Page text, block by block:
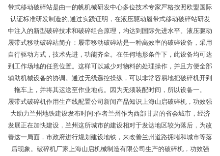
带式移动破碎站是由一的帆机械研发中心多位技术专家严格按照欧盟国际
认证标准研发制造的,通过实践证明，在液压驱动履带式移动破碎站研发
中注入的新型破碎技术和破碎组合原理，均达到国际先进水平。液压驱动
履带式移动破碎站简介：履带移动破碎站是一种高效率的破碎设备，采用
自行驱动方式，技术先进，功能齐全。在任何地形条件下，此设备均可达
到工作场地的任意位置。这样可以减少对物料的处理操作，并且方便全部
辅助机械设备的协调。通过无线遥控操纵，可以非常容易地把破碎机开到
拖车上，并将其运送至作业地点。因为无须装配时间，所以设备一。
履带式破碎机作用生产线配置公司新闻产品知识上海山启破碎机，功效强
大助力兰州地铁建设发布时间:作者兰州作为西部甘肃的省会城市，经济
发展正在加快建设，兰州这所城市的建设相对于发达地区较为落后，为改
善这一局面，市政府进行规划建设地铁，来改善兰州道路拥堵和城市等落
后现象。破碎机厂家上海山启机械制造有限公司生产的破碎机，功效强